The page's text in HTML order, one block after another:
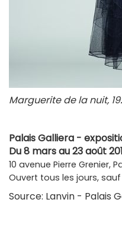
Marguerite de la nuit,
Palais Galliera -
Du 8 mars au 23 août
10 avenue Pierre Grenier,
Ouvert tous les jours, sauf
Source: Lanvin - Palais